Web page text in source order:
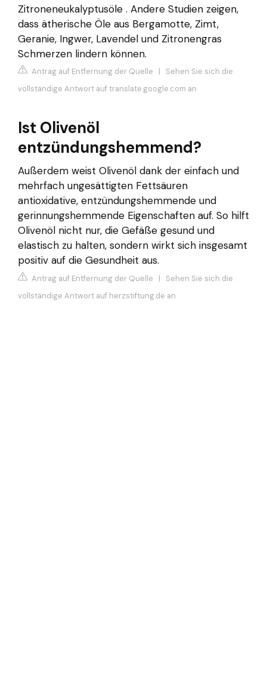
Zitroneneukalyptusöle . Andere Studien zeigen,
dass ätherische Öle aus Bergamotte, Zimt,
Geranie, Ingwer, Lavendel und Zitronengras
Schmerzen lindern können.
Antrag auf Entfernung der Quelle | Sehen Sie sich die
vollständige Antwort auf translate.google.com an
Ist Olivenöl
entzündungshemmend?
Außerdem weist Olivenöl dank der einfach und
mehrfach ungesättigten Fettsäuren
antioxidative, entzündungshemmende und
gerinnungshemmende Eigenschaften auf. So hilft
Olivenöl nicht nur, die Gefäße gesund und
elastisch zu halten, sondern wirkt sich insgesamt
positiv auf die Gesundheit aus.
Antrag auf Entfernung der Quelle | Sehen Sie sich die
vollständige Antwort auf herzstiftung.de an